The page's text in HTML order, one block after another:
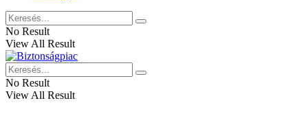
No Result
View All Result
No Result
View All Result